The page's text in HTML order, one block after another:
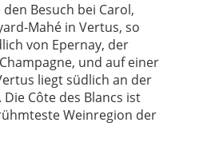
Besuch bei Carol,
Mahé in Vertus, so
von Epernay, der
und auf einer
liegt südlich an der
Die Côte des Blancs ist
Weinregion der